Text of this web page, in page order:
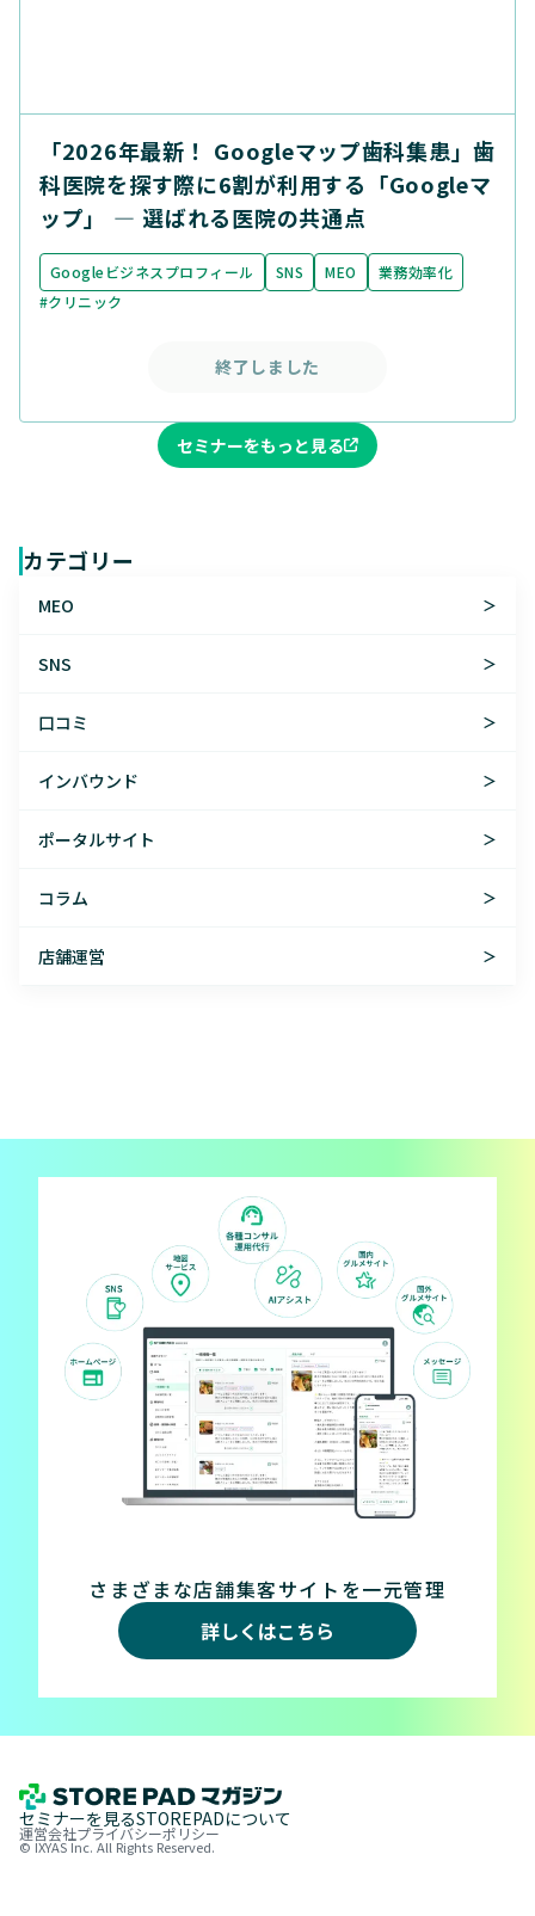
「2026年最新！ Googleマップ歯科集患」歯
科医院を探す際に6割が利用する「Googleマ
ップ」 ― 選ばれる医院の共通点
Googleビジネスプロフィール SNS MEO
業務効率化
#クリニック
終了しました
セミナーをもっと見る
カテゴリー
MEO ＞
SNS ＞
口コミ ＞
インバウンド ＞
ポータルサイト ＞
コラム ＞
店舗運営 ＞
さまざまな店舗集客サイトを一元管理
詳しくはこちら
セミナーを見るSTOREPADについて
運営会社プライバシーポリシー
© IXYAS Inc. All Rights Reserved.